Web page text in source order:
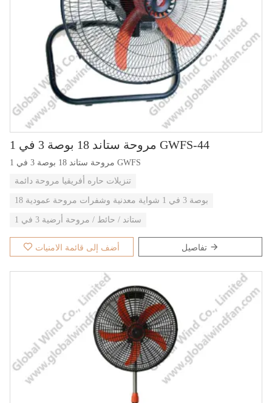
مروحة ستاند 18 بوصة 3 في 1 GWFS-44
مروحة ستاند 18 بوصة 3 في 1 GWFS
تنزيلات حاره أفريقيا مروحة دائمة
18 بوصة 3 في 1 شواية معدنية وشفرات مروحة عمودية
ستاند / حائط / مروحة أرضية 3 في 1
أضف إلى قائمة الامنيات تفاصيل